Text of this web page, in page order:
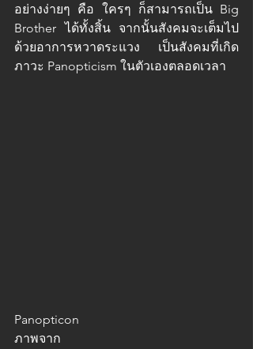
อย่างง่ายๆ คือ ใครๆ ก็สามารถเป็น Big
Brother ได้ทั้งสิ้น จากนั้นสังคมจะเต็มไป
ด้วยอาการหวาดระแวง เป็นสังคมที่เกิด
ภาวะ Panopticism ในตัวเองตลอดเวลา
Panopticon
ภาพจาก